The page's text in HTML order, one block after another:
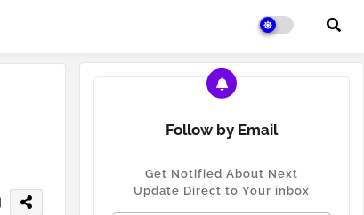
Follow by Email
Get Notified About Next
Update Direct to Your inbox